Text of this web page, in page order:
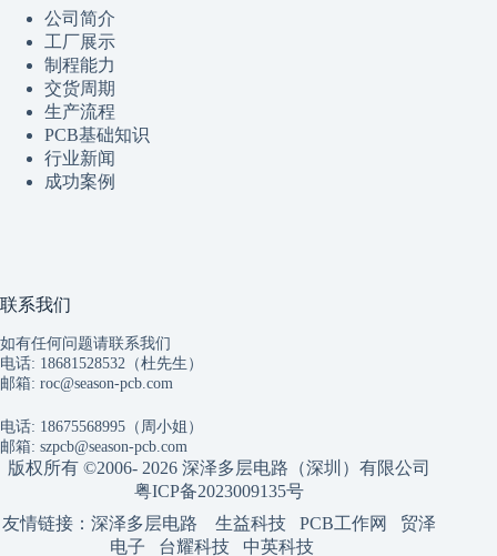
公司简介
工厂展示
制程能力
交货周期
生产流程
PCB基础知识
行业新闻
成功案例
联系我们
如有任何问题请联系我们
电话: 18681528532（杜先生）
邮箱: roc@season-pcb.com
电话: 18675568995（周小姐）
邮箱: szpcb@season-pcb.com
版权所有 ©2006- 2026 深泽多层电路（深圳）有限公司
粤ICP备2023009135号
友情链接： 深泽多层电路 生益科技 PCB工作网 贸泽
电子
台耀科技 中英科技